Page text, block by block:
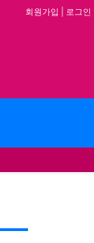
회원가입 로그인